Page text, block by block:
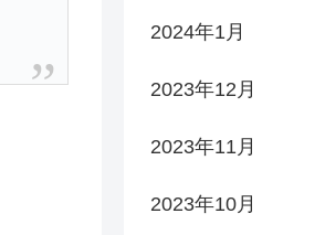
2024年1月
2023年12月
2023年11月
2023年10月